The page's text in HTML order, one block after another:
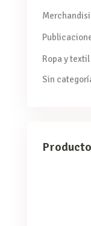
Ropa y textil
Sin